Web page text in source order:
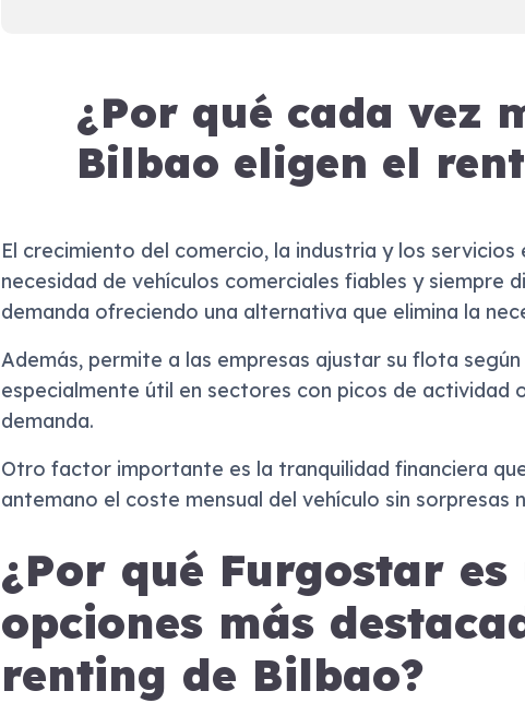
¿Por qué cada vez
Bilbao eligen el
El crecimiento del comercio, la industria y los
necesidad de vehículos comerciales fiables y siempre
demanda ofreciendo una alternativa que elimina la
Además, permite a las empresas ajustar su flota
especialmente útil en sectores con picos de actividad
demanda.
Otro factor importante es la tranquilidad financiera
antemano el coste mensual del vehículo sin sorpresas
¿Por qué Furgostar
opciones más
renting de Bilbao?